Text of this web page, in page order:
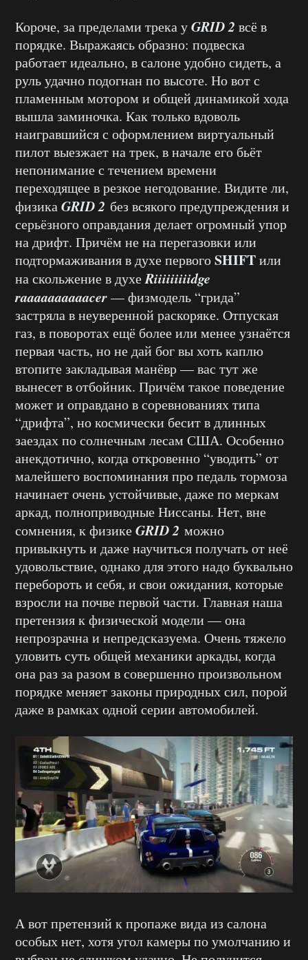
Короче, за пределами трека уGRID 2 всё в
порядке. Выражаясь образно: подвеска
работает идеально, в салоне удобно сидеть, а
руль удачно подогнан по высоте. Но вот с
пламенным мотором и общей динамикой хода
вышла заминочка. Как только вдоволь
наигравшийся с оформлением виртуальный
пилот выезжает на трек, в начале его бьёт
непонимание с течением времени
переходящее в резкое негодование. Видите ли,
физикаGRID 2 без всякого предупреждения и
серьёзного оправдания делает огромный упор
на дрифт. Причём не на перегазовки или
подтормаживания в духе первогоSHIFTили
на скольжение в духеRiiiiiiiiidge
raaaaaaaaaacer— физмодель “грида”
застряла в неуверенной раскоряке. Отпуская
газ, в поворотах ещё более или менее узнаётся
первая часть, но не дай бог вы хоть каплю
втопите закладывая манёвр — вас тут же
вынесет в отбойник. Причём такое поведение
может и оправдано в соревнованиях типа
“дрифта”, но космически бесит в длинных
заездах по солнечным лесам США. Особенно
анекдотично, когда откровенно “уводить” от
малейшего воспоминания про педаль тормоза
начинает очень устойчивые, даже по меркам
аркад, полноприводные Ниссаны. Нет, вне
сомнения, к физикеGRID 2 можно
привыкнуть и даже научиться получать от неё
удовольствие, однако для этого надо буквально
перебороть и себя, и свои ожидания, которые
взросли на почве первой части. Главная наша
претензия к физической модели — она
непрозрачна и непредсказуема. Очень тяжело
уловить суть общей механики аркады, когда
она раз за разом в совершенно произвольном
порядке меняет законы природных сил, порой
даже в рамках одной серии автомобилей.
А вот претензий к пропаже вида из салона
особых нет, хотя угол камеры по умолчанию и